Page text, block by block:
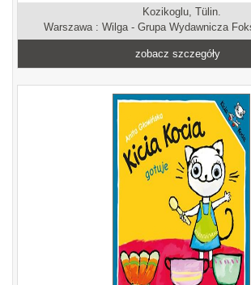
Kozikoglu, Tülin.
Warszawa : Wilga - Grupa Wydawnicza
zobacz szczegóły